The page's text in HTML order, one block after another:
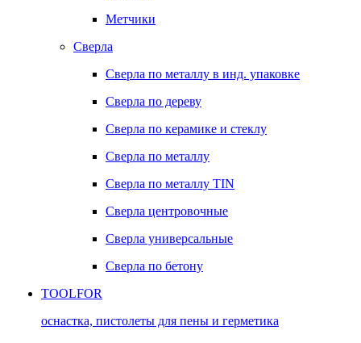
Метчики
Сверла
Сверла по металлу в инд. упаковке
Сверла по дереву
Сверла по керамике и стеклу
Сверла по металлу
Сверла по металлу TIN
Сверла центровочные
Сверла универсальные
Сверла по бетону
TOOLFOR
оснастка, пистолеты для пены и герметика